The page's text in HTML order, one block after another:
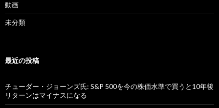
動画
未分類
最近の投稿
チューダー・ジョーンズ氏: S&P 500を今の株価水準で買うと10年後
リターンはマイナスになる